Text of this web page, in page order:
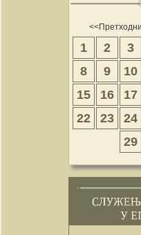
<<Претходни
1 2 3
8
9 10
15
16 17
22
23 24
29